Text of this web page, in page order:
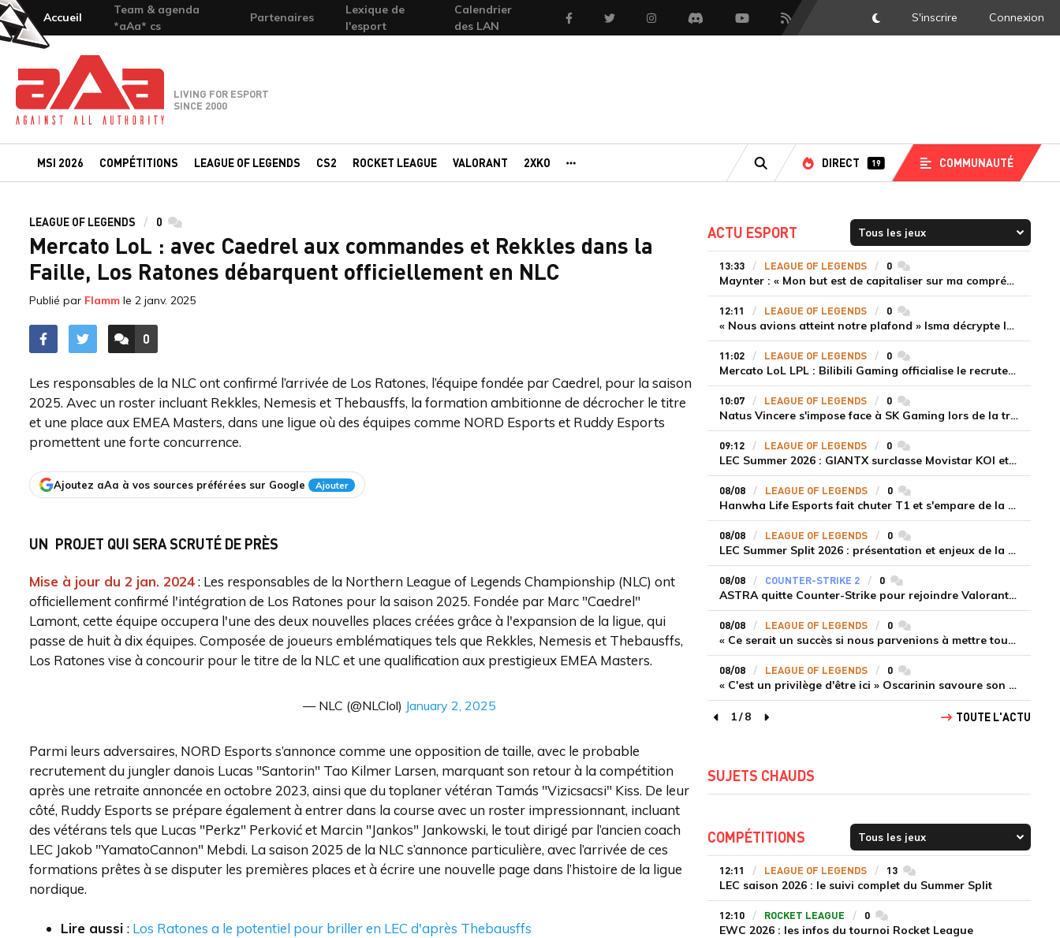
Accueil
Team & agenda
*aAa* cs
Partenaires
Lexique de
l'esport
Calendrier
des LAN
FacebookTwitter InstagramDiscord YoutubeFlux RSS DarkMode
S'inscrire Connexion
Team-aAa - against All authority
LIVING FOR ESPORT
SINCE 2000
MSI 2026 COMPÉTITIONS LEAGUE OF LEGENDS CS2 ROCKET LEAGUE VALORANT 2XKO
RECHERCHE
DIRECT 19 COMMUNAUTÉ
LEAGUE OF LEGENDS 0 commentaires
Mercato LoL : avec Caedrel aux commandes et Rekkles dans la
Faille, Los Ratones débarquent officiellement en NLC
Publié par Flamm le 2 janv. 2025
ACCÉDER AUX
0
COMMENTAIRES
Les responsables de la NLC ont confirmé l’arrivée de Los Ratones, l’équipe fondée par Caedrel, pour la saison
2025. Avec un roster incluant Rekkles, Nemesis et Thebausffs, la formation ambitionne de décrocher le titre
et une place aux EMEA Masters, dans une ligue où des équipes comme NORD Esports et Ruddy Esports
promettent une forte concurrence.
Ajoutez aAa à vos sources préférées sur Google Ajouter
UN PROJET QUI SERA SCRUTÉ DE PRÈS
Mise à jour du 2 jan. 2024: Les responsables de la Northern League of Legends Championship (NLC) ont
officiellement confirmé l'intégration de Los Ratones pour la saison 2025. Fondée par Marc "Caedrel"
Lamont, cette équipe occupera l'une des deux nouvelles places créées grâce à l'expansion de la ligue, qui
passe de huit à dix équipes. Composée de joueurs emblématiques tels que Rekkles, Nemesis et Thebausffs,
Los Ratones vise à concourir pour le titre de la NLC et une qualification aux prestigieux EMEA Masters.
— NLC (@NLClol) January 2, 2025
Parmi leurs adversaires, NORD Esports s’annonce comme une opposition de taille, avec le probable
recrutement du jungler danois Lucas "Santorin" Tao Kilmer Larsen, marquant son retour à la compétition
après une retraite annoncée en octobre 2023, ainsi que du toplaner vétéran Tamás "Vizicsacsi" Kiss. De leur
côté, Ruddy Esports se prépare également à entrer dans la course avec un roster impressionnant, incluant
des vétérans tels que Lucas "Perkz" Perković et Marcin "Jankos" Jankowski, le tout dirigé par l’ancien coach
LEC Jakob "YamatoCannon" Mebdi. La saison 2025 de la NLC s’annonce particulière, avec l’arrivée de ces
formations prêtes à se disputer les premières places et à écrire une nouvelle page dans l’histoire de la ligue
nordique.
Lire aussi : Los Ratones a le potentiel pour briller en LEC d'après Thebausffs
ACTU ESPORT
13:33 LEAGUE OF LEGENDS 0commentaires
Maynter : « Mon but est de capitaliser sur ma compréhension du jeu plutôt que sur ma mécanique pure »
12:11 LEAGUE OF LEGENDS 0commentaires
« Nous avions atteint notre plafond » Isma décrypte le renouveau de GiantX et la victoire face à Movistar KOI
11:02 LEAGUE OF LEGENDS 0commentaires
Mercato LoL LPL : Bilibili Gaming officialise le recrutement de Flandre sur la toplane
10:07 LEAGUE OF LEGENDS 0commentaires
Natus Vincere s'impose face à SK Gaming lors de la troisième semaine du LEC Summer Split 2026
09:12 LEAGUE OF LEGENDS 0commentaires
LEC Summer 2026 : GIANTX surclasse Movistar KOI et se fait une place sur le podium
08/08 LEAGUE OF LEGENDS 0commentaires
Hanwha Life Esports fait chuter T1 et s'empare de la deuxième place du Legend Group
08/08 LEAGUE OF LEGENDS 0commentaires
LEC Summer Split 2026 : présentation et enjeux de la troisième semaine de compétition
08/08 COUNTER-STRIKE 2 0commentaires
ASTRA quitte Counter-Strike pour rejoindre Valorant et la scène compétitive Game Changers
08/08 LEAGUE OF LEGENDS 0commentaires
« Ce serait un succès si nous parvenions à mettre tous les joueurs à niveau pour espérer atteindre les playoffs », Nukeduck et Mithy après la victoire de Team Heretics
08/08 LEAGUE OF LEGENDS 0commentaires
« C'est un privilège d'être ici » Oscarinin savoure son retour en LEC et prépare sa revanche
page précédente
1/8
page suivante
TOUTE L'ACTU
SUJETS CHAUDS
COMPÉTITIONS
12:11 LEAGUE OF LEGENDS 13commentaires
LEC saison 2026 : le suivi complet du Summer Split
12:10 ROCKET LEAGUE 0commentaires
EWC 2026 : les infos du tournoi Rocket League